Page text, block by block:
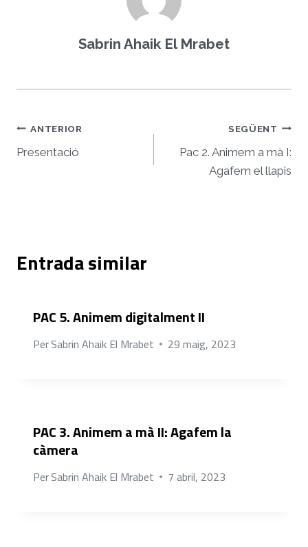
Sabrin Ahaik El Mrabet
Navegació
d'entrades
ANTERIOR
Presentació
SEGÜENT
Pac 2. Animem a mà I:
Agafem el llapis
Entrada similar
PAC 5. Animem digitalment II
PerSabrin Ahaik El Mrabet 29 maig, 2023
PAC 3. Animem a mà II: Agafem la
càmera
PerSabrin Ahaik El Mrabet 7 abril, 2023